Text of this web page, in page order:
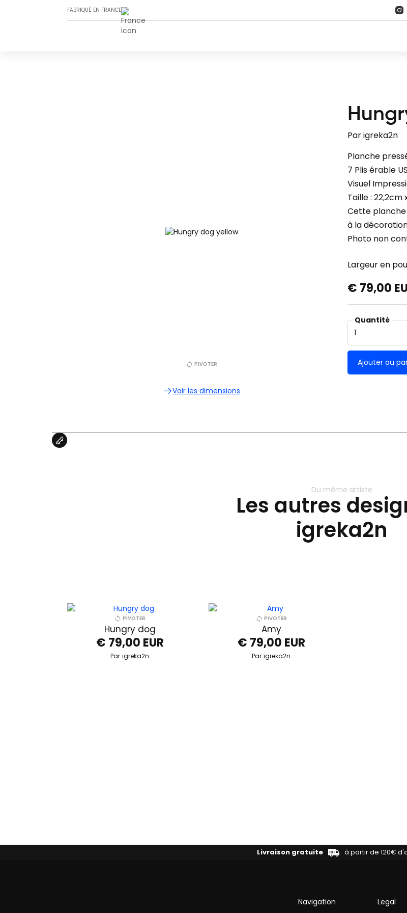
FABRIQUÉ EN FRANCE
PIVOTER
Voir les dimensions
Parigreka2n
Planche
7 Plis érable
Visuel
Taille : 22,2cm
Cette
à la
Photo non
Largeur en
€ 79,00
Quantité
Du même artiste
Les autres
igreka2n
PIVOTER
Hungry dog
€ 79,00 EUR
Par igreka2n
PIVOTER
Amy
€ 79,00 EUR
Par igreka2n
Livraison gratuite à partir de 120€
Navigation Legal